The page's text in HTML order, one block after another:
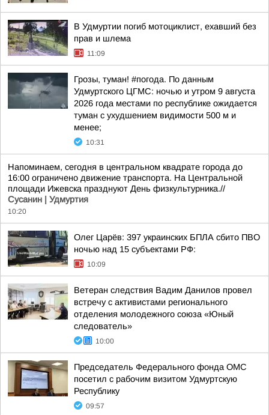
В Удмуртии погиб мотоциклист, ехавший без
прав и шлема
11:09
Грозы, туман! #погода. По данным
Удмуртского ЦГМС: ночью и утром 9 августа
2026 года местами по республике ожидается
туман с ухудшением видимости 500 м и
менее;
10:31
Напоминаем, сегодня в центральном квадрате города до
16:00 ограничено движение транспорта. На Центральной
площади Ижевска празднуют День физкультурника.//
Сусанин | Удмуртия
10:20
Олег Царёв: 397 украинских БПЛА сбито ПВО
ночью над 15 субъектами РФ:
10:09
Ветеран следствия Вадим Данилов провел
встречу с активистами регионального
отделения молодежного союза «Юный
следователь»
10:00
Председатель Федерального фонда ОМС
посетил с рабочим визитом Удмуртскую
Республику
09:57